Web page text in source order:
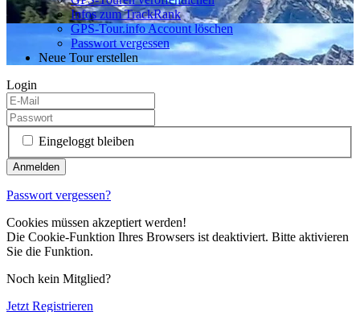
Infos zum TrackRank
GPS-Tour.info Account löschen
Passwort vergessen
Neue Tour erstellen
Login
Eingeloggt bleiben
Passwort vergessen?
Cookies müssen akzeptiert werden!
Die Cookie-Funktion Ihres Browsers ist deaktiviert. Bitte aktivieren
Sie die Funktion.
Noch kein Mitglied?
Jetzt Registrieren